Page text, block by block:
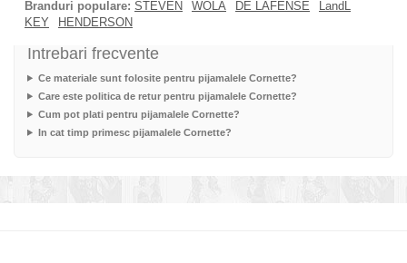
Branduri populare: STEVEN WOLA DE LAFENSE
LandL
KEY
HENDERSON
Intrebari frecvente
Ce materiale sunt folosite pentru pijamalele Cornette?
Care este politica de retur pentru pijamalele Cornette?
Cum pot plati pentru pijamalele Cornette?
In cat timp primesc pijamalele Cornette?